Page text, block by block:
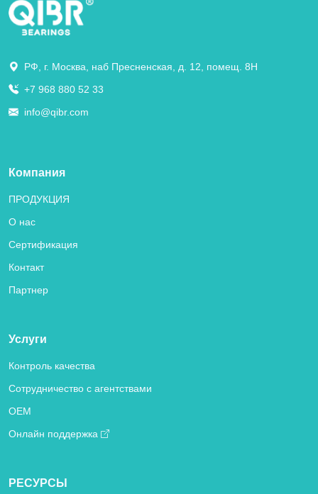
РФ, г. Москва, наб Пресненская, д. 12, помещ. 8Н
+7 968 880 52 33
info@qibr.com
Компания
ПРОДУКЦИЯ
О нас
Сертификация
Контакт
Партнер
Услуги
Контроль качества
Сотрудничество с агентствами
OEM
Онлайн поддержка
РЕСУРСЫ